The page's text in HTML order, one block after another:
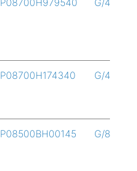
P08700H979540 G/4
P08700H174340 G/4
P08500BH00145 G/8